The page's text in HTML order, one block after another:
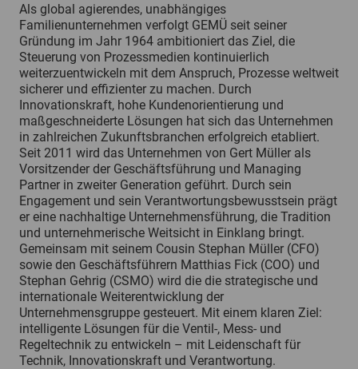
Als global agierendes, unabhängiges
Familienunternehmen verfolgt GEMÜ seit seiner
Gründung im Jahr 1964 ambitioniert das Ziel, die
Steuerung von Prozessmedien kontinuierlich
weiterzuentwickeln mit dem Anspruch, Prozesse weltweit
sicherer und effizienter zu machen. Durch
Innovationskraft, hohe Kundenorientierung und
maßgeschneiderte Lösungen hat sich das Unternehmen
in zahlreichen Zukunftsbranchen erfolgreich etabliert.
Seit 2011 wird das Unternehmen von Gert Müller als
Vorsitzender der Geschäftsführung und Managing
Partner in zweiter Generation geführt. Durch sein
Engagement und sein Verantwortungsbewusstsein prägt
er eine nachhaltige Unternehmensführung, die Tradition
und unternehmerische Weitsicht in Einklang bringt.
Gemeinsam mit seinem Cousin Stephan Müller (CFO)
sowie den Geschäftsführern Matthias Fick (COO) und
Stephan Gehrig (CSMO) wird die die strategische und
internationale Weiterentwicklung der
Unternehmensgruppe gesteuert. Mit einem klaren Ziel:
intelligente Lösungen für die Ventil-, Mess- und
Regeltechnik zu entwickeln – mit Leidenschaft für
Technik, Innovationskraft und Verantwortung.